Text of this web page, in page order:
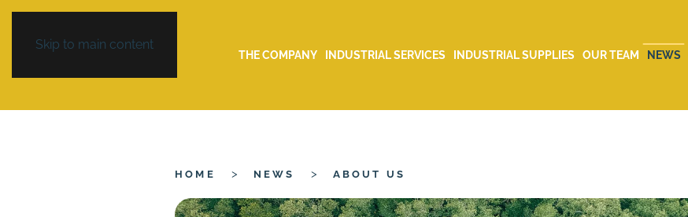
Skip to main content
THE COMPANY INDUSTRIAL SERVICES INDUSTRIAL SUPPLIES OUR TEAM NEWS
HOME NEWS ABOUT US